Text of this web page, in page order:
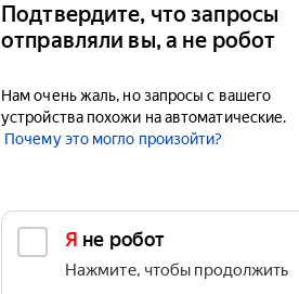
Подтвердите, что запросы
отправляли вы, а не робот
Нам очень жаль, но запросы с вашего
устройства похожи на автоматические.
Почему это могло произойти?
Я не робот
Нажмите, чтобы продолжить